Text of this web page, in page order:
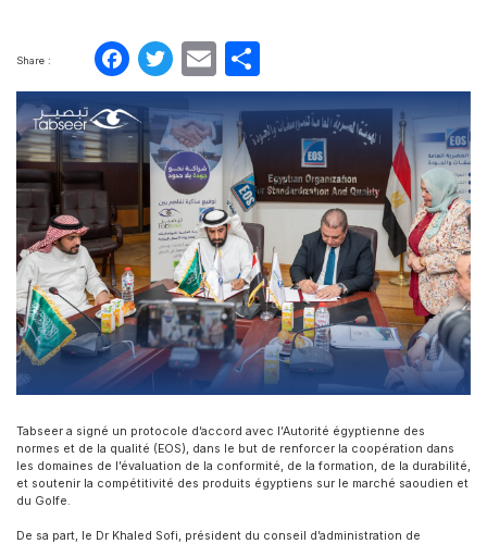
Share : Facebook
Twitter
Email
Tabseer a signé un protocole d’accord avec l’Autorité égyptienne des
normes et de la qualité (EOS), dans le but de renforcer la coopération dans
les domaines de l’évaluation de la conformité, de la formation, de la durabilité,
et soutenir la compétitivité des produits égyptiens sur le marché saoudien et
du Golfe.
De sa part, le Dr Khaled Sofi, président du conseil d’administration de